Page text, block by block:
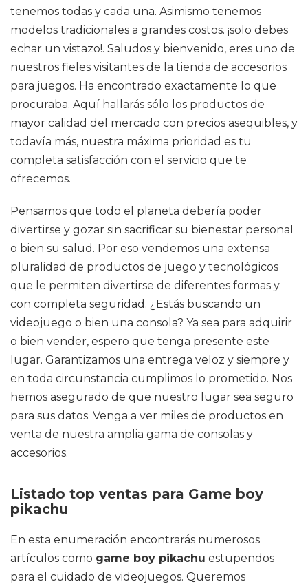
tenemos todas y cada una. Asimismo tenemos
modelos tradicionales a grandes costos. ¡solo debes
echar un vistazo!. Saludos y bienvenido, eres uno de
nuestros fieles visitantes de la tienda de accesorios
para juegos. Ha encontrado exactamente lo que
procuraba. Aquí hallarás sólo los productos de
mayor calidad del mercado con precios asequibles, y
todavía más, nuestra máxima prioridad es tu
completa satisfacción con el servicio que te
ofrecemos.
Pensamos que todo el planeta debería poder
divertirse y gozar sin sacrificar su bienestar personal
o bien su salud. Por eso vendemos una extensa
pluralidad de productos de juego y tecnológicos
que le permiten divertirse de diferentes formas y
con completa seguridad. ¿Estás buscando un
videojuego o bien una consola? Ya sea para adquirir
o bien vender, espero que tenga presente este
lugar. Garantizamos una entrega veloz y siempre y
en toda circunstancia cumplimos lo prometido. Nos
hemos asegurado de que nuestro lugar sea seguro
para sus datos. Venga a ver miles de productos en
venta de nuestra amplia gama de consolas y
accesorios.
Listado top ventas para Game boy
pikachu
En esta enumeración encontrarás numerosos
artículos como game boy pikachu estupendos
para el cuidado de videojuegos. Queremos